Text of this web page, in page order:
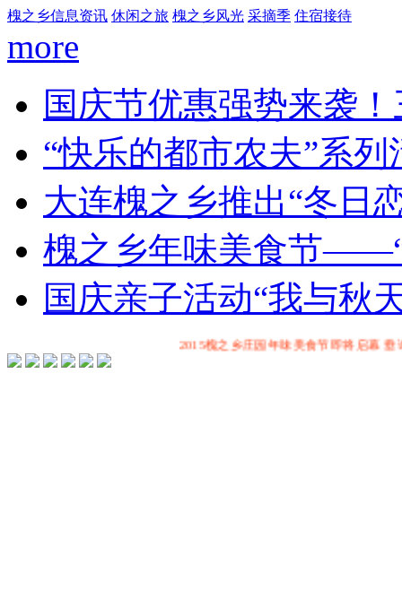
槐之乡信息资讯 休闲之旅 槐之乡风光 采摘季 住宿接待
more
国庆节优惠强势来袭
“快乐的都市农夫”系
大连槐之乡推出“冬日
槐之乡年味美食节
国庆亲子活动“我与秋
2015槐之乡庄园年味美食节即将启幕 垂询